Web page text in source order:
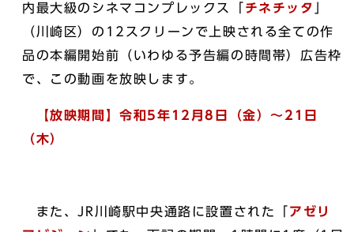
内最大級のシネマコンプレックス「 チネチッタ
（川崎区）の12スクリーンで上映される全ての作
品の本編開始前（いわゆる予告編の時間帯）広告枠
で、この動画を放映します。
【放映期間】令和5年12月8日（金）～21日
（木）
また、JR川崎駅中央通路に設置された「 アゼリ